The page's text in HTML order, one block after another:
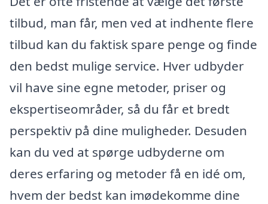
tilbud, man får, men ved at indhente flere
tilbud kan du faktisk spare penge og finde
den bedst mulige service. Hver udbyder
vil have sine egne metoder, priser og
ekspertiseområder, så du får et bredt
perspektiv på dine muligheder. Desuden
kan du ved at spørge udbyderne om
deres erfaring og metoder få en idé om,
hvem der bedst kan imødekomme dine